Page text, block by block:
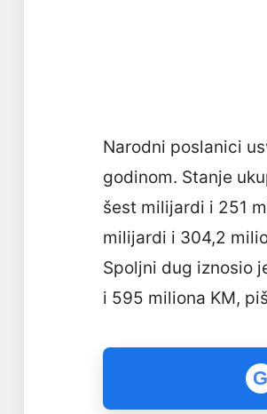
Narodni poslanici
godinom. Stanje
šest milijardi i 251
milijardi i 304,2
Spoljni dug iznosio
i 595 miliona KM,
G